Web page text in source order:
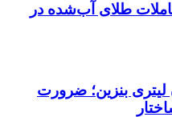
طلای آب‌شده در
۱۰ میلیون لیتری بنزین؛ ضرورت